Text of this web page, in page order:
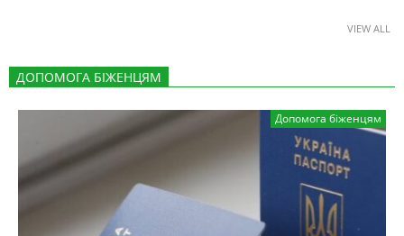
VIEW ALL
ДОПОМОГА БІЖЕНЦЯМ
Допомога біженцям